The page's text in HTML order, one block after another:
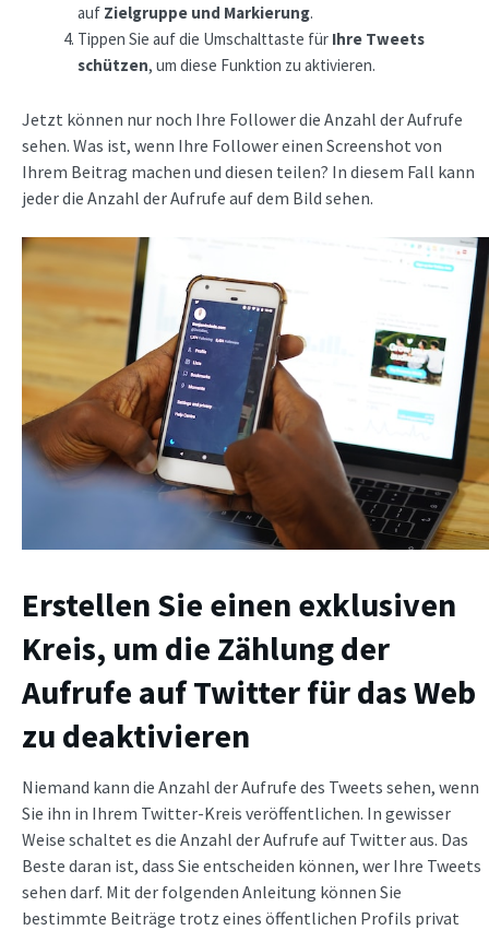
auf Zielgruppe und Markierung.
Tippen Sie auf die Umschalttaste für Ihre Tweets
schützen, um diese Funktion zu aktivieren.
Jetzt können nur noch Ihre Follower die Anzahl der Aufrufe
sehen. Was ist, wenn Ihre Follower einen Screenshot von
Ihrem Beitrag machen und diesen teilen? In diesem Fall kann
jeder die Anzahl der Aufrufe auf dem Bild sehen.
Erstellen Sie einen exklusiven
Kreis, um die Zählung der
Aufrufe auf Twitter für das Web
zu deaktivieren
Niemand kann die Anzahl der Aufrufe des Tweets sehen, wenn
Sie ihn in Ihrem Twitter-Kreis veröffentlichen. In gewisser
Weise schaltet es die Anzahl der Aufrufe auf Twitter aus. Das
Beste daran ist, dass Sie entscheiden können, wer Ihre Tweets
sehen darf. Mit der folgenden Anleitung können Sie
bestimmte Beiträge trotz eines öffentlichen Profils privat